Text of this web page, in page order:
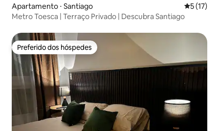
Apartamento ⋅ Santiago 5 de uma
5 (17)
Metro Toesca | Terraço Privado | Descubra Santiago
Preferido dos hóspedes
Preferido dos hóspedes